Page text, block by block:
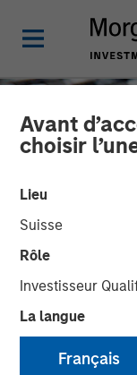
Avant
choisir
Lieu
Suisse
Rôle
Investisseur
La langue
Français
CONSILIENT